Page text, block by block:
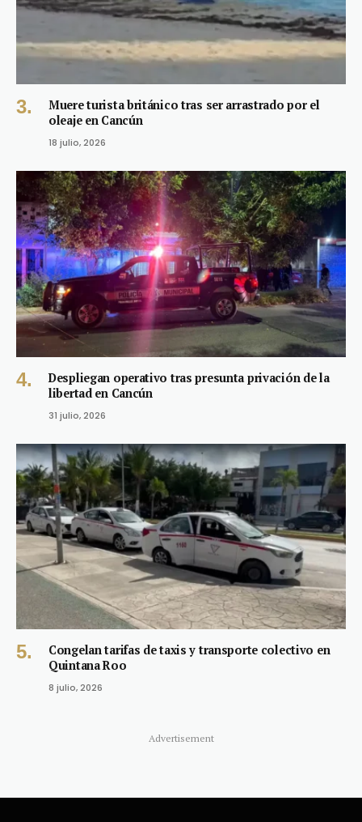
Muere turista británico tras ser arrastrado por el
oleaje en Cancún
18 julio, 2026
Despliegan operativo tras presunta privación de la
libertad en Cancún
31 julio, 2026
Congelan tarifas de taxis y transporte colectivo en
Quintana Roo
8 julio, 2026
Advertisement